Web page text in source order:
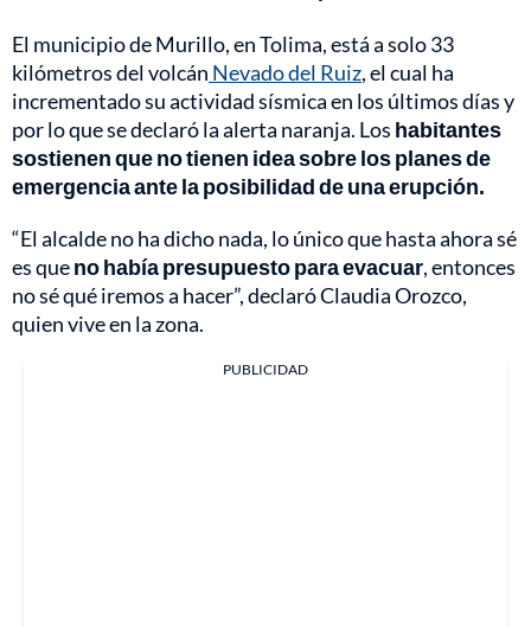
El municipio de Murillo, en Tolima, está a solo 33
kilómetros del volcán Nevado del Ruiz, el cual ha
incrementado su actividad sísmica en los últimos días y
por lo que se declaró la alerta naranja. Los habitantes
sostienen que no tienen idea sobre los planes de
emergencia ante la posibilidad de una erupción.
“El alcalde no ha dicho nada, lo único que hasta ahora sé
es queno había presupuesto para evacuar, entonces
no sé qué iremos a hacer”, declaró Claudia Orozco,
quien vive en la zona.
PUBLICIDAD